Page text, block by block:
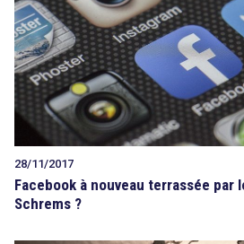
28/11/2017
Facebook à nouveau terrassée
Schrems ?
search